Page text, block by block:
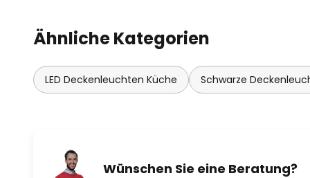
Ähnliche Kategorien
LED Deckenleuchten Küche Schwarze
Wünschen Sie eine Beratung?